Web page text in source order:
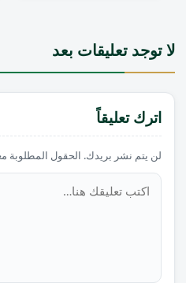
لا توجد تعليقات بعد
اترك تعليقاً
لن يتم نشر بريدك. الحقول المطلوبة
تعليق